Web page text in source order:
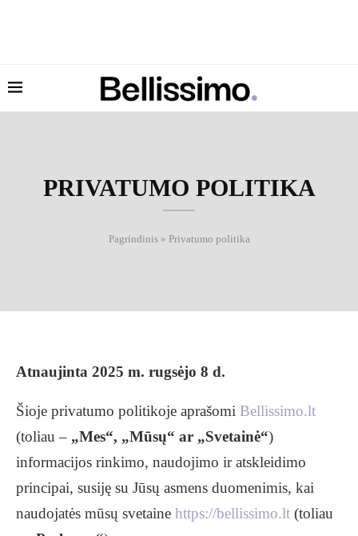
PRIVATUMO POLITIKA
Pagrindinis» Privatumo politika
Atnaujinta 2025 m. rugsėjo 8 d.
Šioje privatumo politikoje aprašomi Bellissimo.lt
(toliau – „Mes“, „Mūsų“ ar „Svetainė“)
informacijos rinkimo, naudojimo ir atskleidimo
principai, susiję su Jūsų asmens duomenimis, kai
naudojatės mūsų svetaine https://bellissimo.lt (toliau